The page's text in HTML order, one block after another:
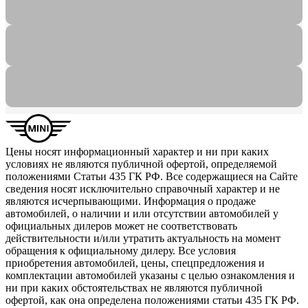
Цены носят информационный характер и ни при каких
условиях не являются публичной офертой, определяемой
положениями Статьи 435 ГК РФ. Все содержащиеся на Сайте
сведения носят исключительно справочный характер и не
являются исчерпывающими. Информация о продаже
автомобилей, о наличии и или отсутствии автомобилей у
официальных дилеров может не соответствовать
действительности и/или утратить актуальность на момент
обращения к официальному дилеру. Все условия
приобретения автомобилей, цены, спецпредложения и
комплектации автомобилей указаны с целью ознакомления и
ни при каких обстоятельствах не являются публичной
офертой, как она определена положениями статьи 435 ГК РФ.